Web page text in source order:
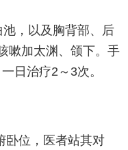
，以及胸背部、后
嗽加太渊、颌下。手
日治疗2～3次。
卧位，医者站其对